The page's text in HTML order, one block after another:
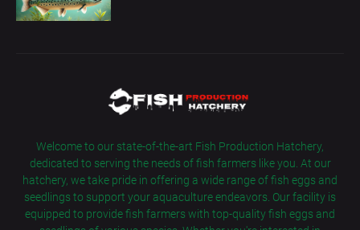
Welcome to our state-of-the-art Fish Production Hatchery,
dedicated to serving the needs of fish farmers like you. At our
hatchery, we take pride in offering a wide range of fish eggs and
seedlings to support your aquaculture endeavors. Our facility is
equipped to provide fish farmers with top-quality fish eggs and